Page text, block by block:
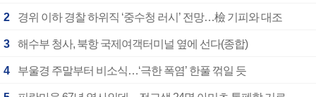
2 경위 이하 경찰 하위직 ‘중수청 러시’ 전망…檢 기피와 대조
3 해수부 청사, 북항 국제여객터미널 옆에 선다(종합)
4 부울경 주말부터 비소식…‘극한 폭염’ 한풀 꺾일 듯